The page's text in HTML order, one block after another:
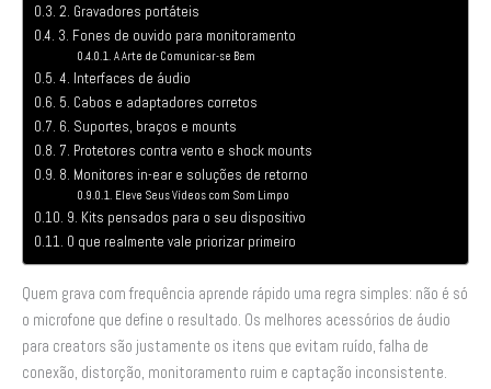
2. Gravadores portáteis
3. Fones de ouvido para monitoramento
A Arte de Comunicar-se Bem
4. Interfaces de áudio
5. Cabos e adaptadores corretos
6. Suportes, braços e mounts
7. Protetores contra vento e shock mounts
8. Monitores in-ear e soluções de retorno
Eleve Seus Vídeos com Som Limpo
9. Kits pensados para o seu dispositivo
O que realmente vale priorizar primeiro
Quem grava com frequência aprende rápido uma regra simples: não é só
o microfone que define o resultado. Os melhores acessórios de áudio
para creators são justamente os itens que evitam ruído, falha de
conexão, distorção, monitoramento ruim e captação inconsistente.